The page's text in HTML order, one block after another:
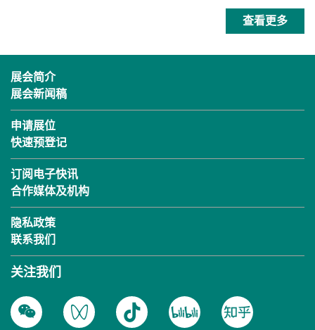
查看更多
展会简介
展会新闻稿
申请展位
快速预登记
订阅电子快讯
合作媒体及机构
隐私政策
联系我们
关注我们